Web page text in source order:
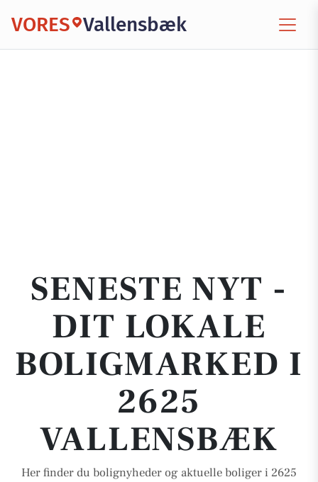
VORES Vallensbæk
SENESTE NYT -
DIT LOKALE
BOLIGMARKED I
2625
VALLENSBÆK
Her finder du bolignyheder og aktuelle boliger i 2625